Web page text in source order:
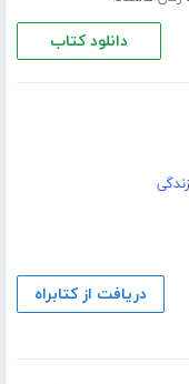
دانلود کتاب
دریافت از کتابراه